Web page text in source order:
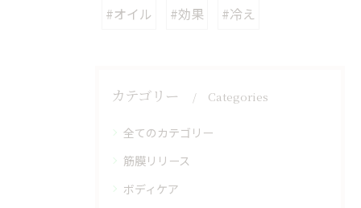
#オイル
#効果 #冷え
カテゴリー Categories
全てのカテゴリー
筋膜リリース
ボディケア